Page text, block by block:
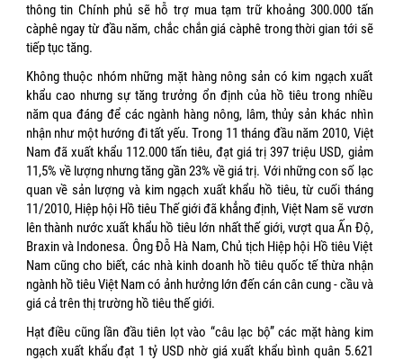
thông tin Chính phủ sẽ hỗ trợ mua tạm trữ khoảng 300.000 tấn
càphê ngay từ đầu năm, chắc chắn giá càphê trong thời gian tới sẽ
tiếp tục tăng.
Không thuộc nhóm những mặt hàng nông sản có kim ngạch xuất
khẩu cao nhưng sự tăng trưởng ổn định của hồ tiêu trong nhiều
năm qua đáng để các ngành hàng nông, lâm, thủy sản khác nhìn
nhận như một hướng đi tất yếu. Trong 11 tháng đầu năm 2010, Việt
Nam đã xuất khẩu 112.000 tấn tiêu, đạt giá trị 397 triệu USD, giảm
11,5% về lượng nhưng tăng gần 23% về giá trị. Với những con số lạc
quan về sản lượng và kim ngạch xuất khẩu hồ tiêu, từ cuối tháng
11/2010, Hiệp hội Hồ tiêu Thế giới đã khẳng định, Việt Nam sẽ vươn
lên thành nước xuất khẩu hồ tiêu lớn nhất thế giới, vượt qua Ấn Độ,
Braxin và Indonesa. Ông Đỗ Hà Nam, Chủ tịch Hiệp hội Hồ tiêu Việt
Nam cũng cho biết, các nhà kinh doanh hồ tiêu quốc tế thừa nhận
ngành hồ tiêu Việt Nam có ảnh hưởng lớn đến cán cân cung - cầu và
giá cả trên thị trường hồ tiêu thế giới.
Hạt điều cũng lần đầu tiên lọt vào “câu lạc bộ” các mặt hàng kim
ngạch xuất khẩu đạt 1 tỷ USD nhờ giá xuất khẩu bình quân 5.621